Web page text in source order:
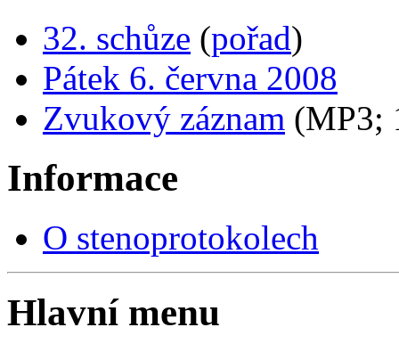
32. schůze (pořad)
Pátek 6. června 2008
Zvukový záznam (MP3;
Informace
O stenoprotokolech
Hlavní menu